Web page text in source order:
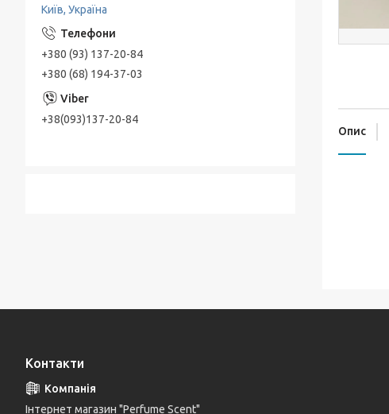
Опис
Київ, Україна
+380 (93) 137-20-84
+380 (68) 194-37-03
+38(093)137-20-84
Контакти
Інтернет магазин "Perfume Scent"